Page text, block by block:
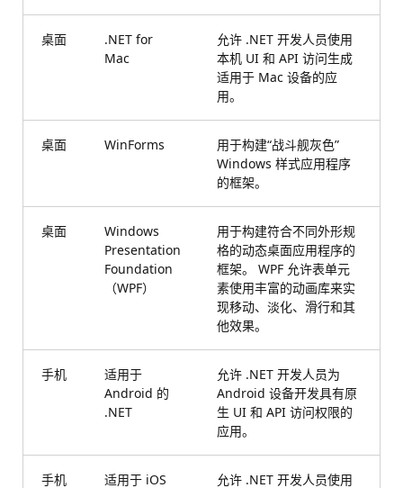
桌面
.NET for
Mac
允许 .NET 开发人员使用
本机 UI 和 API 访问生成
适用于 Mac 设备的应
用。
桌面 WinForms
用于构建“战斗舰灰色”
Windows 样式应用程序
的框架。
桌面
Windows
Presentation
Foundation
（WPF）
用于构建符合不同外形规
格的动态桌面应用程序的
框架。 WPF 允许表单元
素使用丰富的动画库来实
现移动、淡化、滑行和其
他效果。
手机
适用于
Android 的
.NET
允许 .NET 开发人员为
Android 设备开发具有原
生 UI 和 API 访问权限的
应用。
手机
适用于 iOS
允许 .NET 开发人员使用